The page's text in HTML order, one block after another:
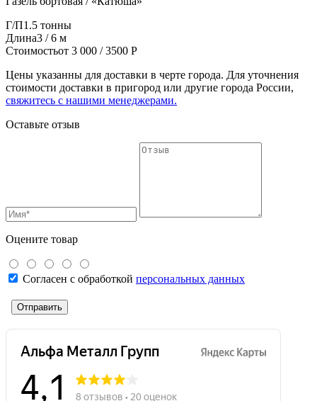
Г/П1.5 тонны
Длина3 / 6 м
Стоимостьот 3 000 / 3500 Р
Цены указанны для доставки в черте города. Для уточнения
стоимости доставки в пригород или другие города России,
свяжитесь с нашими менеджерами.
Оставьте отзыв
Оцените товар
Согласен с обработкой персональных данных
Отправить